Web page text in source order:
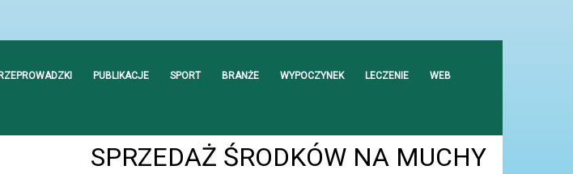
PUBLIKACJE SPORT BRANŻE WYPOCZYNEK LECZENIE WEB
SPRZEDAŻ ŚRODKÓW NA MUCHY